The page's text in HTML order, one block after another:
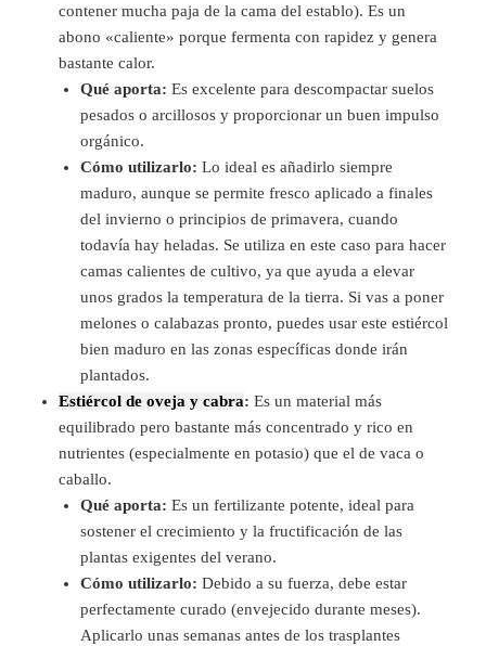
contener mucha paja de la cama del establo). Es un
abono «caliente» porque fermenta con rapidez y genera
bastante calor.
Qué aporta: Es excelente para descompactar suelos
pesados o arcillosos y proporcionar un buen impulso
orgánico.
Cómo utilizarlo: Lo ideal es añadirlo siempre
maduro, aunque se permite fresco aplicado a finales
del invierno o principios de primavera, cuando
todavía hay heladas. Se utiliza en este caso para hacer
camas calientes de cultivo, ya que ayuda a elevar
unos grados la temperatura de la tierra. Si vas a poner
melones o calabazas pronto, puedes usar este estiércol
bien maduro en las zonas específicas donde irán
plantados.
Estiércol de oveja y cabra: Es un material más
equilibrado pero bastante más concentrado y rico en
nutrientes (especialmente en potasio) que el de vaca o
caballo.
Qué aporta: Es un fertilizante potente, ideal para
sostener el crecimiento y la fructificación de las
plantas exigentes del verano.
Cómo utilizarlo: Debido a su fuerza, debe estar
perfectamente curado (envejecido durante meses).
Aplicarlo unas semanas antes de los trasplantes